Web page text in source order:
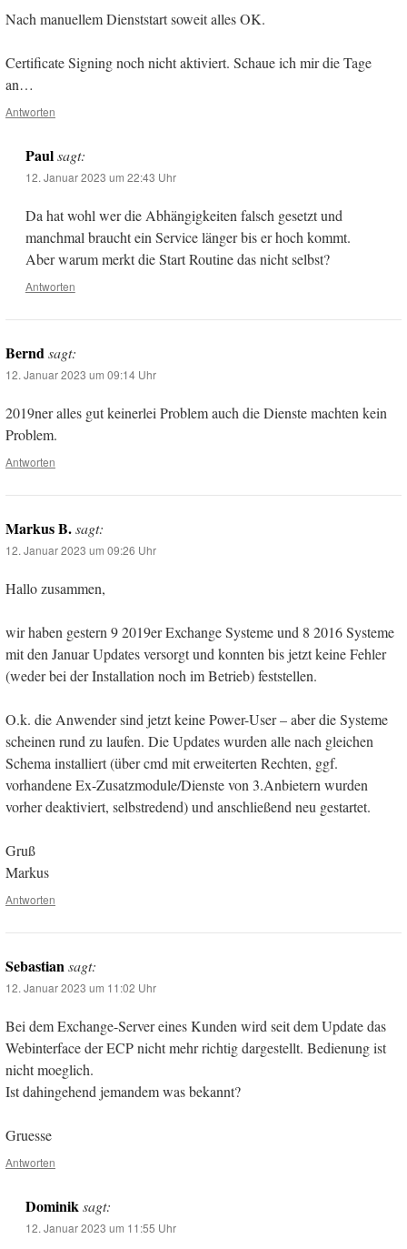
Nach manuellem Dienststart soweit alles OK.
Certificate Signing noch nicht aktiviert. Schaue ich mir die Tage
an…
Antworten
Paul sagt:
12. Januar 2023 um 22:43 Uhr
Da hat wohl wer die Abhängigkeiten falsch gesetzt und
manchmal braucht ein Service länger bis er hoch kommt.
Aber warum merkt die Start Routine das nicht selbst?
Antworten
Berndsagt:
12. Januar 2023 um 09:14 Uhr
2019ner alles gut keinerlei Problem auch die Dienste machten kein
Problem.
Antworten
Markus B.sagt:
12. Januar 2023 um 09:26 Uhr
Hallo zusammen,
wir haben gestern 9 2019er Exchange Systeme und 8 2016 Systeme
mit den Januar Updates versorgt und konnten bis jetzt keine Fehler
(weder bei der Installation noch im Betrieb) feststellen.
O.k. die Anwender sind jetzt keine Power-User – aber die Systeme
scheinen rund zu laufen. Die Updates wurden alle nach gleichen
Schema installiert (über cmd mit erweiterten Rechten, ggf.
vorhandene Ex-Zusatzmodule/Dienste von 3.Anbietern wurden
vorher deaktiviert, selbstredend) und anschließend neu gestartet.
Gruß
Markus
Antworten
Sebastiansagt:
12. Januar 2023 um 11:02 Uhr
Bei dem Exchange-Server eines Kunden wird seit dem Update das
Webinterface der ECP nicht mehr richtig dargestellt. Bedienung ist
nicht moeglich.
Ist dahingehend jemandem was bekannt?
Gruesse
Antworten
Dominik sagt:
12. Januar 2023 um 11:55 Uhr